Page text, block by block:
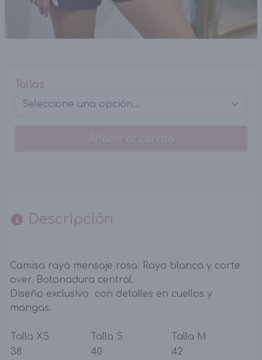
Tallas
Descripción
Camisa raya mensaje rosa. Raya blanca y corte
over. Botonadura central.
Diseño exclusivo con detalles en cuellos y
mangas.
Talla XS Talla S
Talla M
38
40 42